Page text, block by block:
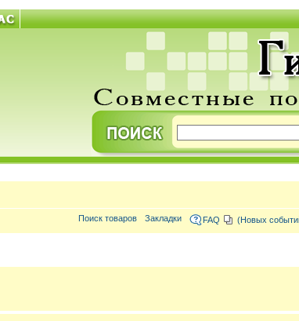
FAQ (Новых
Поиск товаров Закладки